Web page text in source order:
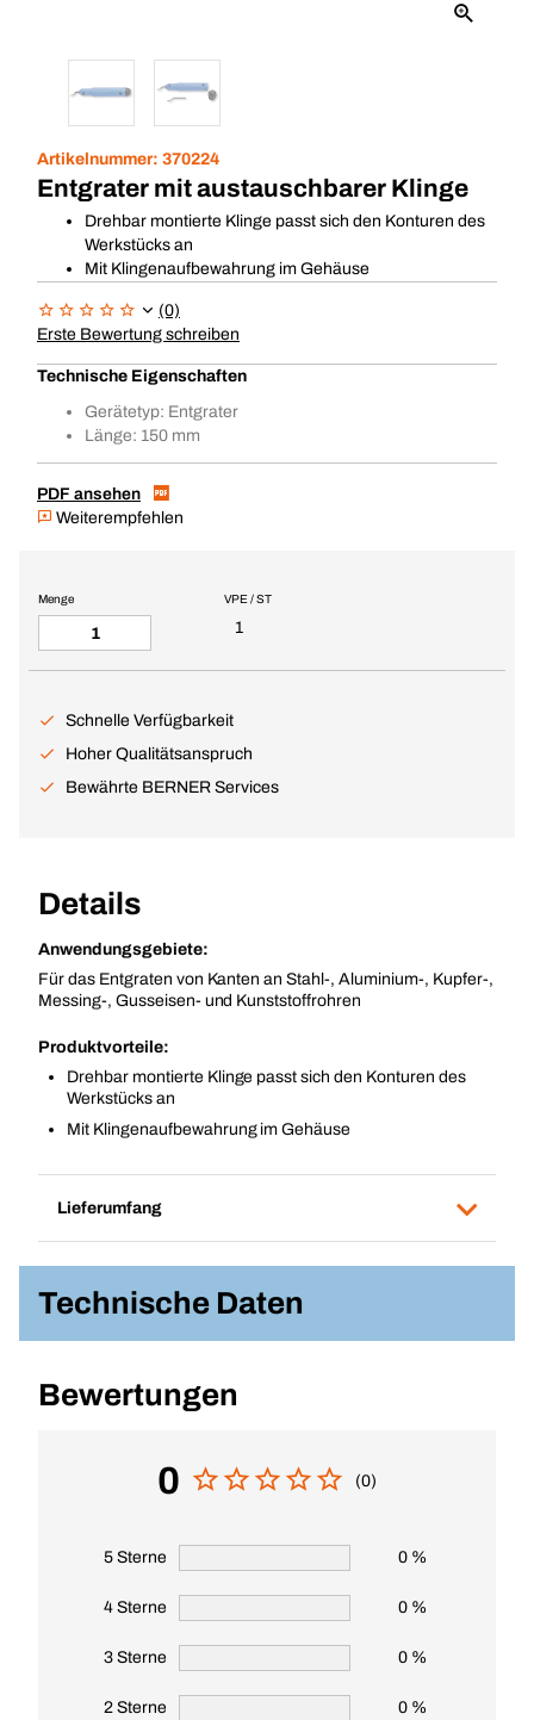
Artikelnummer: 370224
Entgrater mit austauschbarer Klinge
Drehbar montierte Klinge passt sich den Konturen des
Werkstücks an
Mit Klingenaufbewahrung im Gehäuse
(0)
Erste Bewertung schreiben
Technische Eigenschaften
Gerätetyp: Entgrater
Länge: 150 mm
PDF ansehen
Weiterempfehlen
VPE / ST
1
Menge
Schnelle Verfügbarkeit
Hoher Qualitätsanspruch
Bewährte BERNER Services
Details
Anwendungsgebiete:
Für das Entgraten von Kanten an Stahl-, Aluminium-, Kupfer-,
Messing-, Gusseisen- und Kunststoffrohren
Produktvorteile:
Drehbar montierte Klinge passt sich den Konturen des
Werkstücks an
Mit Klingenaufbewahrung im Gehäuse
Lieferumfang
Technische Daten
Bewertungen
0 (0)
5 Sterne 0 %
4 Sterne 0 %
3 Sterne 0 %
2 Sterne 0 %